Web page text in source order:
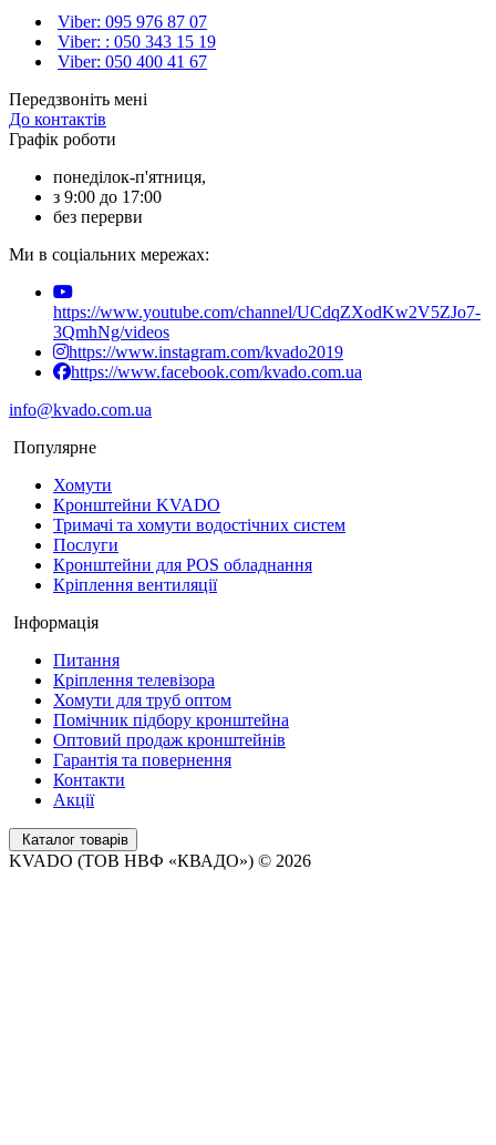
Viber: 095 976 87 07
Viber: : 050 343 15 19‬
Viber: 050 400 41 67
Передзвоніть мені
До контактів
Графік роботи
понеділок-п'ятниця,
з 9:00 до 17:00
без перерви
Ми в соціальних мережах:
https://www.youtube.com/channel/UCdqZXodKw2V5ZJo7-
3QmhNg/videos
https://www.instagram.com/kvado2019
https://www.facebook.com/kvado.com.ua
info@kvado.com.ua
Популярне
Хомути
Кронштейни KVADO
Тримачі та хомути водостічних систем
Послуги
Кронштейни для POS обладнання
Кріплення вентиляції
Інформація
Питання
Кріплення телевізора
Хомути для труб оптом
Помічник підбору кронштейна
Оптовий продаж кронштейнів
Гарантія та повернення
Контакти
Акції
Каталог товарів
KVADO (ТОВ НВФ «КВАДО») © 2026